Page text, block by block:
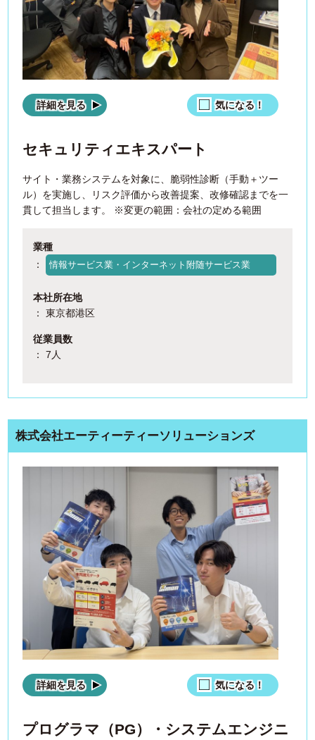
詳細を見る 気になる！
セキュリティエキスパート
サイト・業務システムを対象に、脆弱性診断（手動＋ツー
ル）を実施し、リスク評価から改善提案、改修確認までを一
貫して担当します。 ※変更の範囲：会社の定める範囲
業種
：
情報サービス業・インターネット附随サービス業
本社所在地
： 東京都港区
従業員数
： 7人
株式会社エーティーティーソリューションズ
詳細を見る 気になる！
プログラマ（PG）・システムエンジニ